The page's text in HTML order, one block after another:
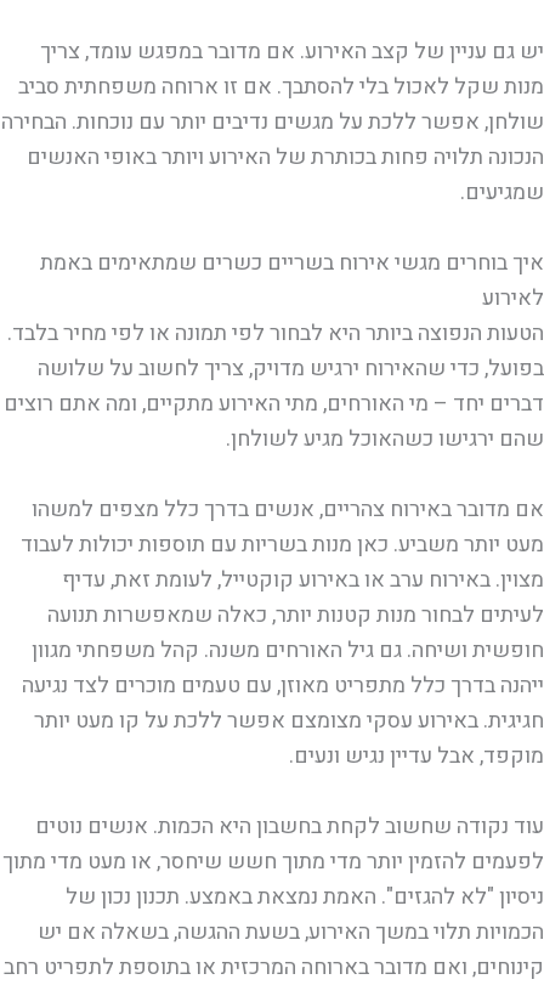
יש גם עניין של קצב האירוע. אם מדובר במפגש עומד, צריך
מנות שקל לאכול בלי להסתבך. אם זו ארוחה משפחתית סביב
שולחן, אפשר ללכת על מגשים נדיבים יותר עם נוכחות. הבחירה
הנכונה תלויה פחות בכותרת של האירוע ויותר באופי האנשים
שמגיעים.
איך בוחרים מגשי אירוח בשריים כשרים שמתאימים באמת
לאירוע
הטעות הנפוצה ביותר היא לבחור לפי תמונה או לפי מחיר בלבד.
בפועל, כדי שהאירוח ירגיש מדויק, צריך לחשוב על שלושה
דברים יחד – מי האורחים, מתי האירוע מתקיים, ומה אתם רוצים
שהם ירגישו כשהאוכל מגיע לשולחן.
אם מדובר באירוח צהריים, אנשים בדרך כלל מצפים למשהו
מעט יותר משביע. כאן מנות בשריות עם תוספות יכולות לעבוד
מצוין. באירוח ערב או באירוע קוקטייל, לעומת זאת, עדיף
לעיתים לבחור מנות קטנות יותר, כאלה שמאפשרות תנועה
חופשית ושיחה. גם גיל האורחים משנה. קהל משפחתי מגוון
ייהנה בדרך כלל מתפריט מאוזן, עם טעמים מוכרים לצד נגיעה
חגיגית. באירוע עסקי מצומצם אפשר ללכת על קו מעט יותר
מוקפד, אבל עדיין נגיש ונעים.
עוד נקודה שחשוב לקחת בחשבון היא הכמות. אנשים נוטים
לפעמים להזמין יותר מדי מתוך חשש שיחסר, או מעט מדי מתוך
ניסיון "לא להגזים". האמת נמצאת באמצע. תכנון נכון של
הכמויות תלוי במשך האירוע, בשעת ההגשה, בשאלה אם יש
קינוחים, ואם מדובר בארוחה המרכזית או בתוספת לתפריט רחב